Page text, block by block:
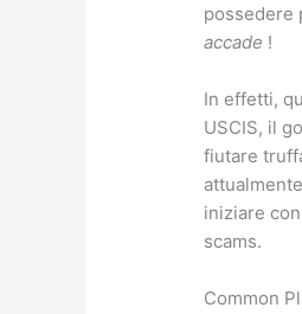
possedere
accade !
In effetti,
USCIS, il
fiutare
iniziare
scams.
Common